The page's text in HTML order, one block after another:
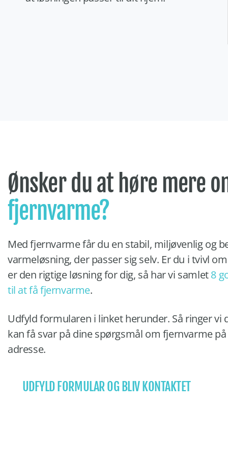
Ønsker du at høre mere
fjernvarme?
Med fjernvarme får du en stabil, miljøvenlig og
varmeløsning, der passer sig selv. Er du i tvivl
er den rigtige løsning for dig, så har vi samlet8
til at få fjernvarme.
Udfyld formularen i linket herunder. Så ringer vi
kan få svar på dine spørgsmål om fjernvarme
adresse.
UDFYLD FORMULAR OG BLIV KONTAKTET